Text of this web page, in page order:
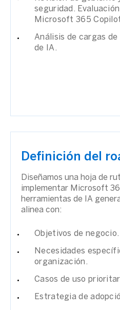
seguridad.
Microsoft 365
Análisis de cargas
de IA.
Definición del
Diseñamos una hoja de
implementar Microsoft
herramientas de IA
alinea con:
Objetivos de negocio.
Necesidades
organización.
Casos de uso
Estrategia de